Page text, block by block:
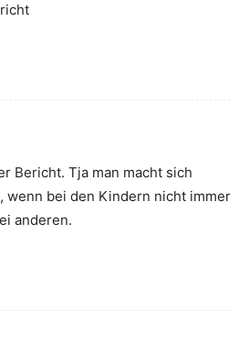
Bericht. Tja man macht sich
wenn bei den Kindern nicht immer
anderen.